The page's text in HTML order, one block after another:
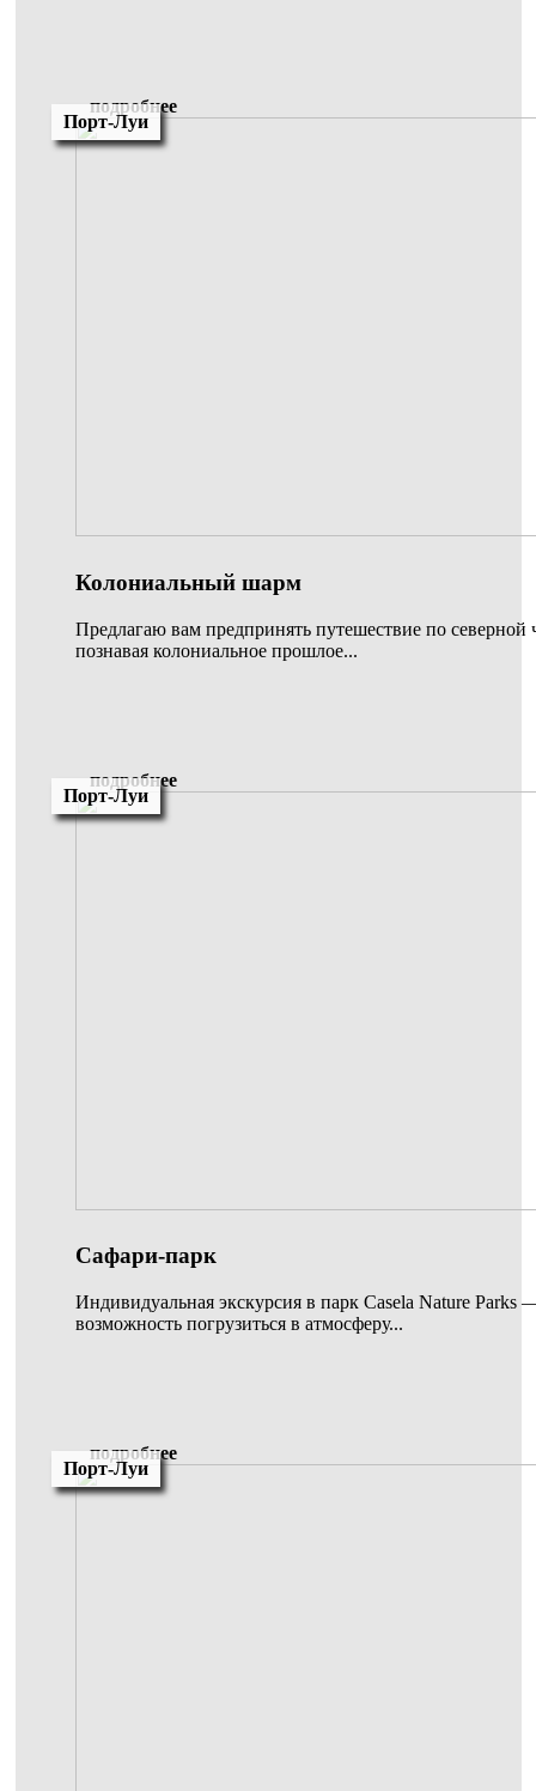
подробнее
Порт-Луи
Колониальный шарм
Предлагаю вам предпринять путешествие по северной
познавая колониальное прошлое...
подробнее
Порт-Луи
Сафари-парк
Индивидуальная экскурсия в парк Casela Nature Parks
возможность погрузиться в атмосферу...
подробнее
Порт-Луи